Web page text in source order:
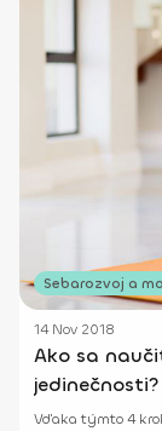
Sebarozvoj a
14 Nov 2018
Ako sa
jedinečnosti?
Vďaka týmto 4